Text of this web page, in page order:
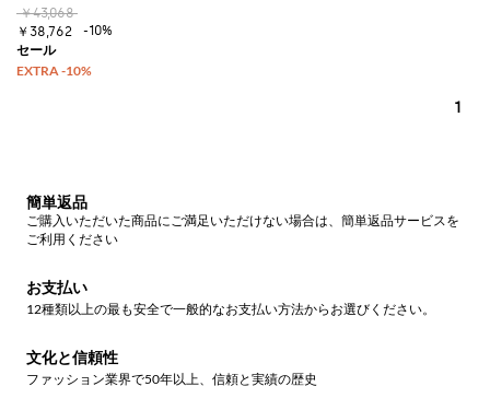
￥43,068
￥38,762
-10%
1
簡単返品
ご購入いただいた商品にご満足いただけない場合は、簡単返品サービスを
ご利用ください
お支払い
12種類以上の最も安全で一般的なお支払い方法からお選びください。
文化と信頼性
ファッション業界で50年以上、信頼と実績の歴史